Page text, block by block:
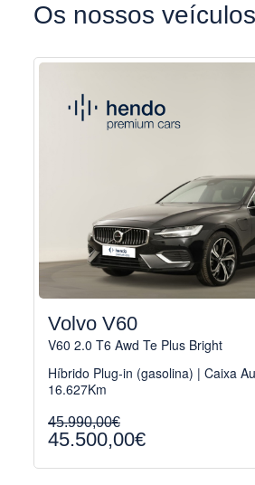
Os nossos
Volvo V60
V60 2.0 T6 Awd Te Plus Bright
Híbrido Plug-in (gasolina) | Caixa
16.627Km
45.990,00€
45.500,00€